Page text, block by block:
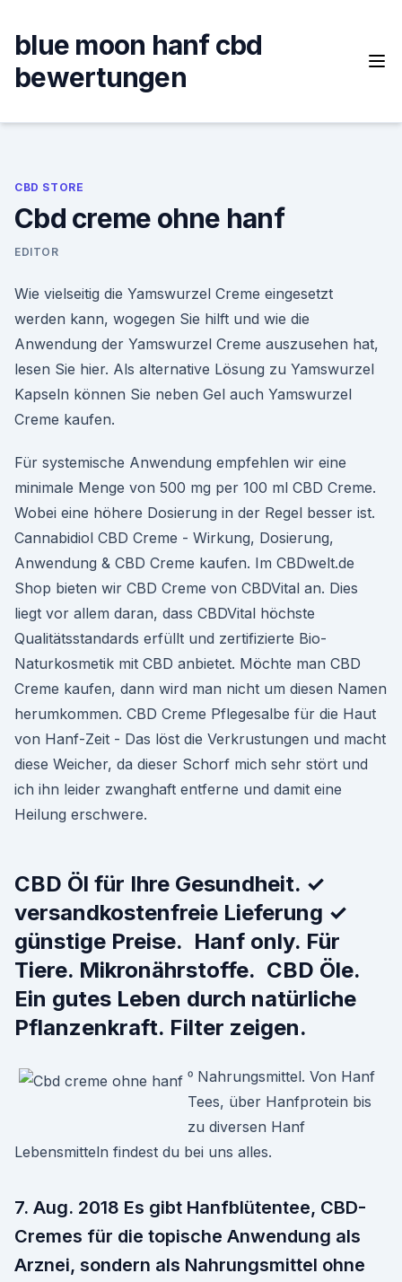
content
blue moon hanf cbd
bewertungen
CBD STORE
Cbd creme ohne hanf
EDITOR
Wie vielseitig die Yamswurzel Creme eingesetzt
werden kann, wogegen Sie hilft und wie die
Anwendung der Yamswurzel Creme auszusehen hat,
lesen Sie hier. Als alternative Lösung zu Yamswurzel
Kapseln können Sie neben Gel auch Yamswurzel
Creme kaufen.
Für systemische Anwendung empfehlen wir eine
minimale Menge von 500 mg per 100 ml CBD Creme.
Wobei eine höhere Dosierung in der Regel besser ist.
Cannabidiol CBD Creme - Wirkung, Dosierung,
Anwendung & CBD Creme kaufen. Im CBDwelt.de
Shop bieten wir CBD Creme von CBDVital an. Dies
liegt vor allem daran, dass CBDVital höchste
Qualitätsstandards erfüllt und zertifizierte Bio-
Naturkosmetik mit CBD anbietet. Möchte man CBD
Creme kaufen, dann wird man nicht um diesen Namen
herumkommen. CBD Creme Pflegesalbe für die Haut
von Hanf-Zeit - Das löst die Verkrustungen und macht
diese Weicher, da dieser Schorf mich sehr stört und
ich ihn leider zwanghaft entferne und damit eine
Heilung erschwere.
CBD Öl für Ihre Gesundheit. ✓
versandkostenfreie Lieferung ✓
günstige Preise. Hanf only. Für
Tiere. Mikronährstoffe. CBD Öle.
Ein gutes Leben durch natürliche
Pflanzenkraft. Filter zeigen.
 Nahrungsmittel. Von Hanf
Tees, über Hanfprotein bis
zu diversen Hanf
Lebensmitteln findest du bei uns alles.
7. Aug. 2018 Es gibt Hanfblütentee, CBD-
Cremes für die topische Anwendung als
Arznei, sondern als Nahrungsmittel ohne